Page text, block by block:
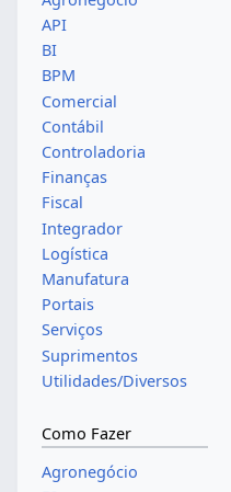
API
BI
BPM
Comercial
Contábil
Controladoria
Finanças
Fiscal
Integrador
Logística
Manufatura
Portais
Serviços
Suprimentos
Utilidades/Diversos
Como Fazer
Agronegócio